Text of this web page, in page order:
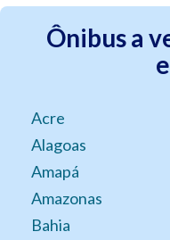
Ônibus a
Acre
Alagoas
Amapá
Amazonas
Bahia